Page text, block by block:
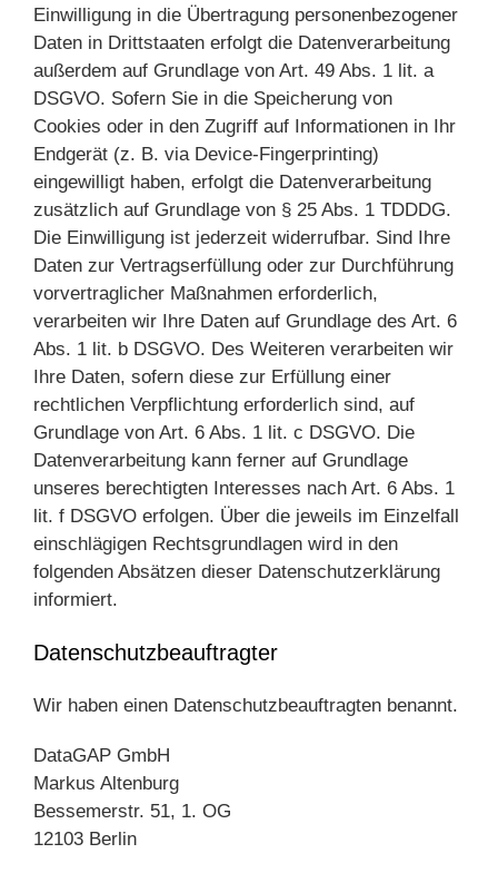
Einwilligung in die Übertragung personenbezogener
Daten in Drittstaaten erfolgt die Datenverarbeitung
außerdem auf Grundlage von Art. 49 Abs. 1 lit. a
DSGVO. Sofern Sie in die Speicherung von
Cookies oder in den Zugriff auf Informationen in Ihr
Endgerät (z. B. via Device-Fingerprinting)
eingewilligt haben, erfolgt die Datenverarbeitung
zusätzlich auf Grundlage von § 25 Abs. 1 TDDDG.
Die Einwilligung ist jederzeit widerrufbar. Sind Ihre
Daten zur Vertragserfüllung oder zur Durchführung
vorvertraglicher Maßnahmen erforderlich,
verarbeiten wir Ihre Daten auf Grundlage des Art. 6
Abs. 1 lit. b DSGVO. Des Weiteren verarbeiten wir
Ihre Daten, sofern diese zur Erfüllung einer
rechtlichen Verpflichtung erforderlich sind, auf
Grundlage von Art. 6 Abs. 1 lit. c DSGVO. Die
Datenverarbeitung kann ferner auf Grundlage
unseres berechtigten Interesses nach Art. 6 Abs. 1
lit. f DSGVO erfolgen. Über die jeweils im Einzelfall
einschlägigen Rechtsgrundlagen wird in den
folgenden Absätzen dieser Datenschutzerklärung
informiert.
Datenschutz­beauftragter
Wir haben einen Datenschutzbeauftragten benannt.
DataGAP GmbH
Markus Altenburg
Bessemerstr. 51, 1. OG
12103 Berlin